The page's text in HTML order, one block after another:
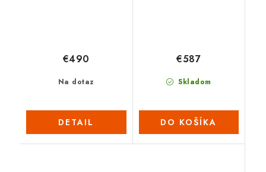
Na dotaz
€490
DETAIL
Skladom
€587
DO KOŠÍKA